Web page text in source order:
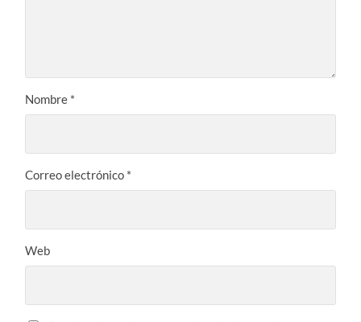
Nombre *
Correo electrónico *
Web